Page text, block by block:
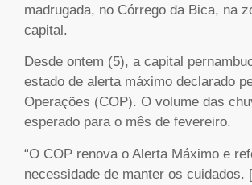
madrugada, no Córrego da Bica, na
capital.
Desde ontem (5), a capital
estado de alerta máximo declarado
Operações (COP). O volume das
esperado para o mês de fevereiro.
“O COP renova o Alerta Máximo e
necessidade de manter os cuidados.